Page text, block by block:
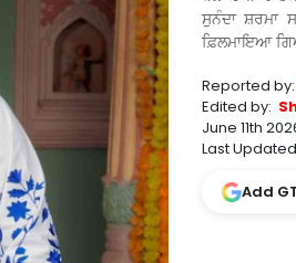
ਸੁਨੰਦਾ ਸ਼ਰਮਾ
ਫ਼ਿਲਮਾਇਆ
Reported by:
Edited by:
June 11th
Last
Add